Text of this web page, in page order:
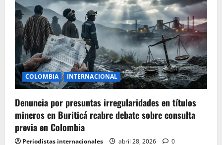
g
a
t
i
o
n
COLOMBIA INTERNACIONAL
Denuncia por presuntas irregularidades en títulos
mineros en Buriticá reabre debate sobre consulta
previa en Colombia
Periodistas internacionales abril 28, 2026
0